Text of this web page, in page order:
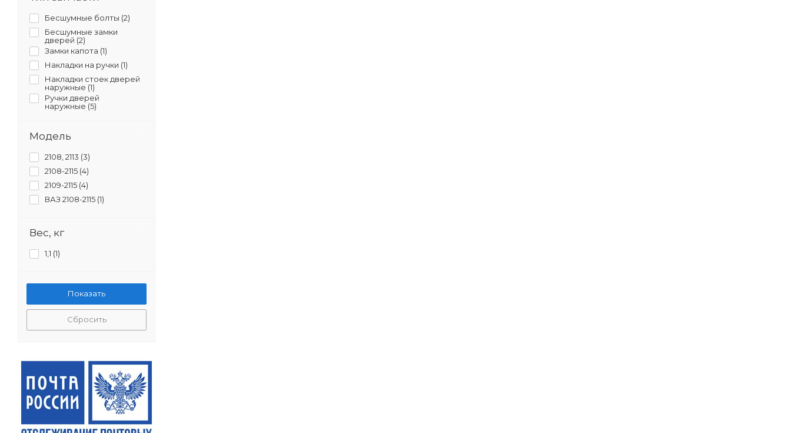
Бесшумные болты (2)
Бесшумные замки
дверей (2)
Замки капота (1)
Накладки на ручки (1)
Накладки стоек дверей
наружные (1)
Ручки дверей
наружные (5)
Модель
2108, 2113 (3)
2108-2115 (4)
2109-2115 (4)
ВАЗ 2108-2115 (1)
Вес, кг
1,1 (1)
Сбросить